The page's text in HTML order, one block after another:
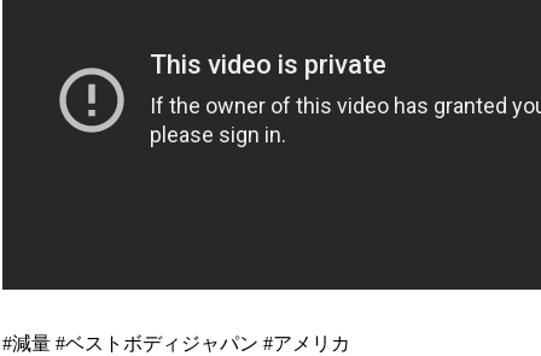
#減量 #ベストボディジャパン #アメリカ